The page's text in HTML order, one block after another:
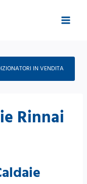
IN VENDITA
Rinnai